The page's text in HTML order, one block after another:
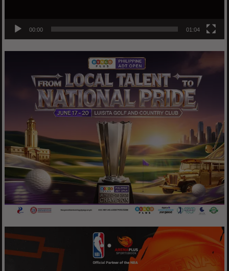
00:00 01:04